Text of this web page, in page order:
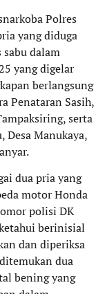
Polres
yang diduga
dalam
yang digelar
berlangsung
Penataran Sasih,
serta
Desa Manukaya,
dua pria yang
motor Honda
polisi DK
berinisial
dan diperiksa
dua
bening yang